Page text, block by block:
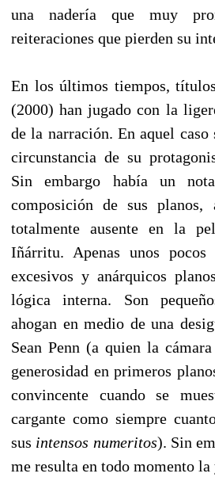
una nadería que muy
reiteraciones que pierden su
En los últimos tiempos,
(2000) han jugado con la
de la narración. En aquel
circunstancia de su
Sin embargo había un
composición de sus planos,
totalmente ausente en la
Iñárritu. Apenas unos pocos
excesivos y anárquicos
lógica interna. Son
ahogan en medio de una
Sean Penn (a quien la
generosidad en primeros
convincente cuando se
cargante como siempre
sus intensos numeritos). Sin
me resulta en todo momento la